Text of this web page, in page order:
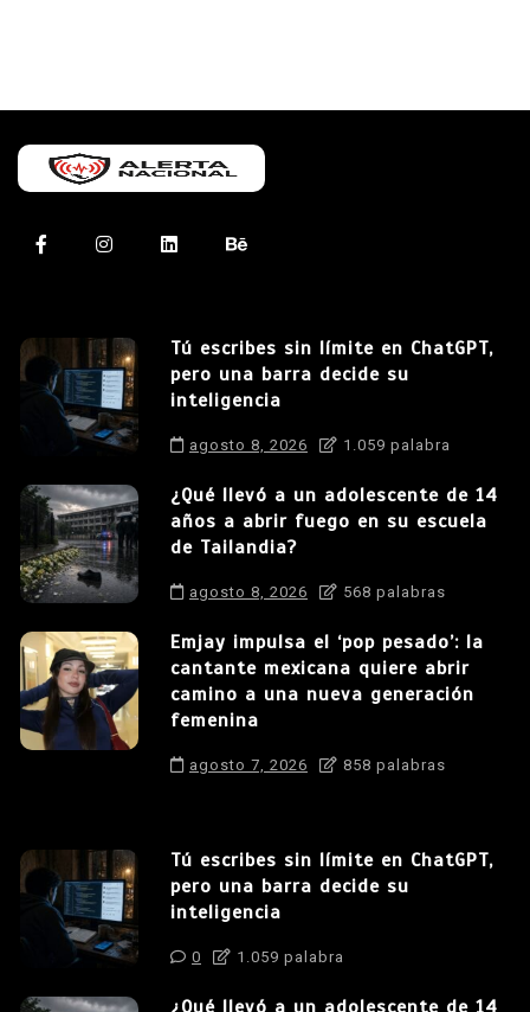
Tú escribes sin límite en ChatGPT,
pero una barra decide su
inteligencia
agosto 8, 2026 1.059 palabra
¿Qué llevó a un adolescente de 14
años a abrir fuego en su escuela
de Tailandia?
agosto 8, 2026 568 palabras
Emjay impulsa el ‘pop pesado’: la
cantante mexicana quiere abrir
camino a una nueva generación
femenina
agosto 7, 2026 858 palabras
Tú escribes sin límite en ChatGPT,
pero una barra decide su
inteligencia
0 1.059 palabra